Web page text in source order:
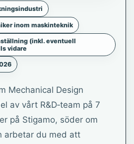
inom maskinteknik
(inkl. eventuell
vidare
Mechanical Design
av vårt R&D‑team på 7
på Stigamo, söder om
arbetar du med att